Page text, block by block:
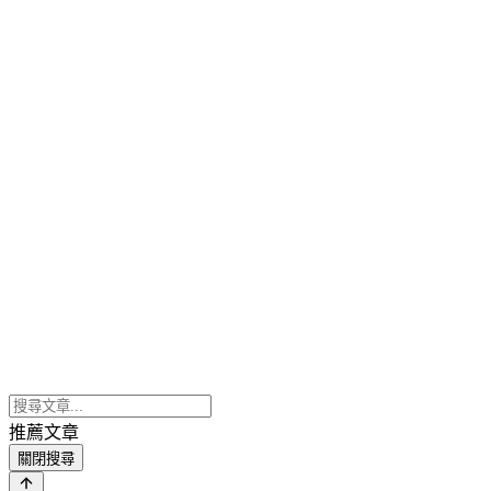
推薦文章
關閉搜尋